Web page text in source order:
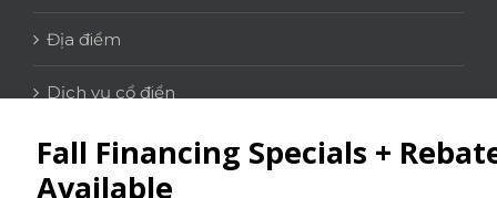
Địa điểm
Dịch vụ cổ điển
LIÊN HỆ